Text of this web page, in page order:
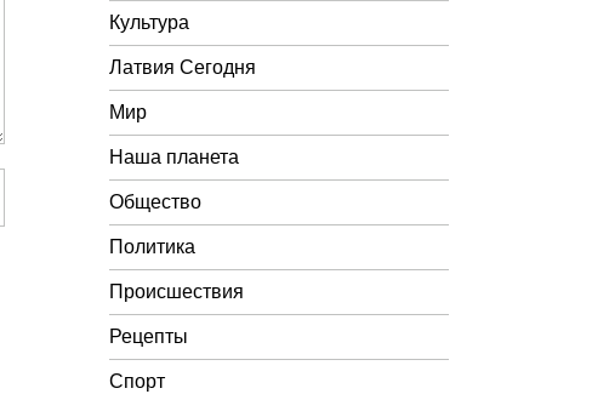
Культура
Латвия Сегодня
Мир
Наша планета
Общество
Политика
Происшествия
Рецепты
Спорт